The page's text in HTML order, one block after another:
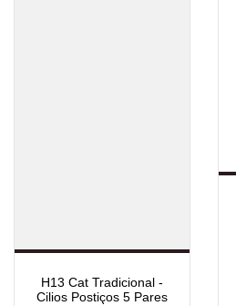
H13 Cat Tradicional -
Cilios Postiços 5 Pares